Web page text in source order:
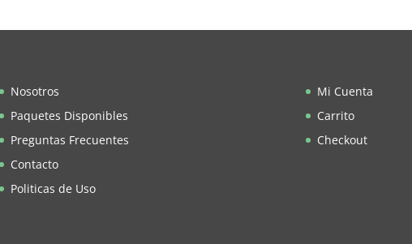
Nosotros
Paquetes Disponibles
Preguntas Frecuentes
Contacto
Politicas de Uso
Mi Cuenta
Carrito
Checkout